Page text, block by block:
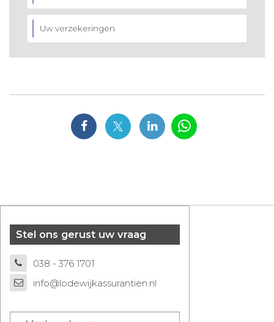
Uw verzekeringen
Stel ons gerust uw vraag
038 - 376 1701
info@lodewijkassurantien.nl